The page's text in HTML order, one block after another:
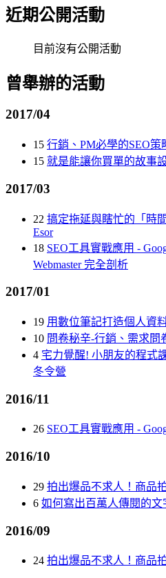
近期公開活動
目前沒有公開活動
曾舉辦的活動
2017/04
15 行銷、PM必學的SEO策
15 就是能讓你買單的故事
2017/03
22 搞定拖延與瞎忙的「時
Esor
18 SEO工具實戰應用 -
Webmaster 完全剖析
2017/01
19 用數位筆記打造個人資
10 問卷秘辛-行銷、需求問
4 宅力覺醒! 小朋友的程式
冬令營
2016/11
26 SEO工具實戰應用 -
2016/10
29 拍出爆品不求人！商品
6 如何寫出百萬人傳閱的文
2016/09
24 拍出爆品不求人！商品